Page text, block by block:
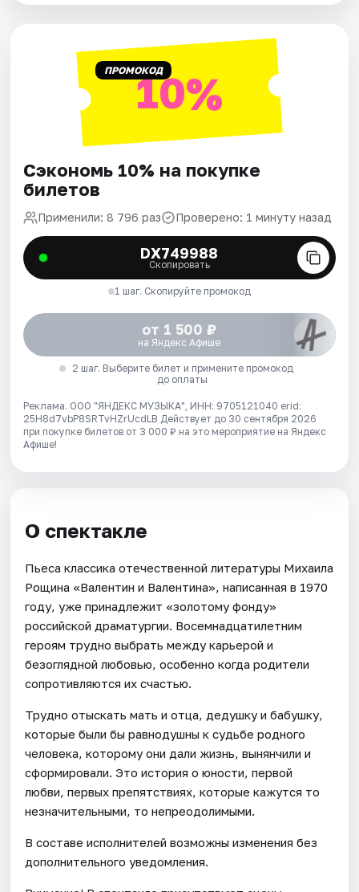
ПРОМОКОД10%
Сэкономь 10% на покупке
билетов
Применили: 8 796 раз Проверено: 1 минуту назад
DX749988
Скопировать
1 шаг. Скопируйте промокод
от 1 500 ₽
на Яндекс Афише
2 шаг. Выберите билет и примените промокод
до оплаты
Реклама. ООО "ЯНДЕКС МУЗЫКА", ИНН: 9705121040 erid:
25H8d7vbP8SRTvHZrUcdLB Действует до 30 сентября 2026
при покупке билетов от 3 000 ₽ на это мероприятие на Яндекс
Афише!
О спектакле
Пьеса классика отечественной литературы Михаила
Рощина «Валентин и Валентина», написанная в 1970
году, уже принадлежит «золотому фонду»
российской драматургии. Восемнадцатилетним
героям трудно выбрать между карьерой и
безоглядной любовью, особенно когда родители
сопротивляются их счастью.
Трудно отыскать мать и отца, дедушку и бабушку,
которые были бы равнодушны к судьбе родного
человека, которому они дали жизнь, вынянчили и
сформировали. Это история о юности, первой
любви, первых препятствиях, которые кажутся то
незначительными, то непреодолимыми.
В составе исполнителей возможны изменения без
дополнительного уведомления.